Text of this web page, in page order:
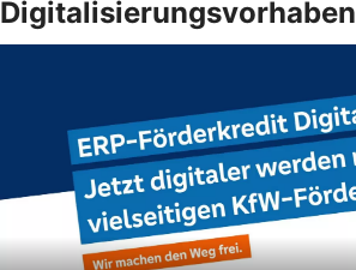
Digitalisierungsvorhaben